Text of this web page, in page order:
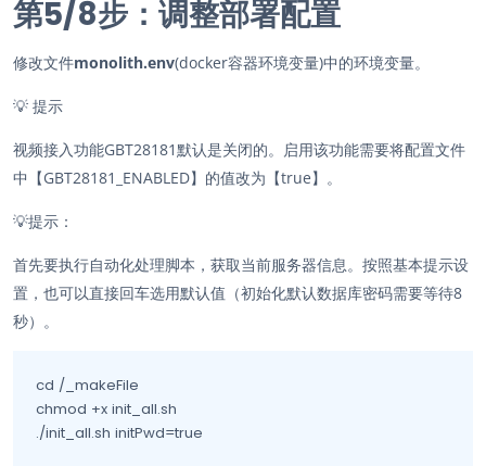
第5/8步：调整部署配置
修改文件monolith.env(docker容器环境变量)中的环境变量。
💡 提示
视频接入功能GBT28181默认是关闭的。启用该功能需要将配置文件
中【GBT28181_ENABLED】的值改为【true】。
💡提示：
首先要执行自动化处理脚本，获取当前服务器信息。按照基本提示设
置，也可以直接回车选用默认值（初始化默认数据库密码需要等待8
秒）。
cd /_makeFile
chmod +x init_all.sh
./init_all.sh initPwd=true